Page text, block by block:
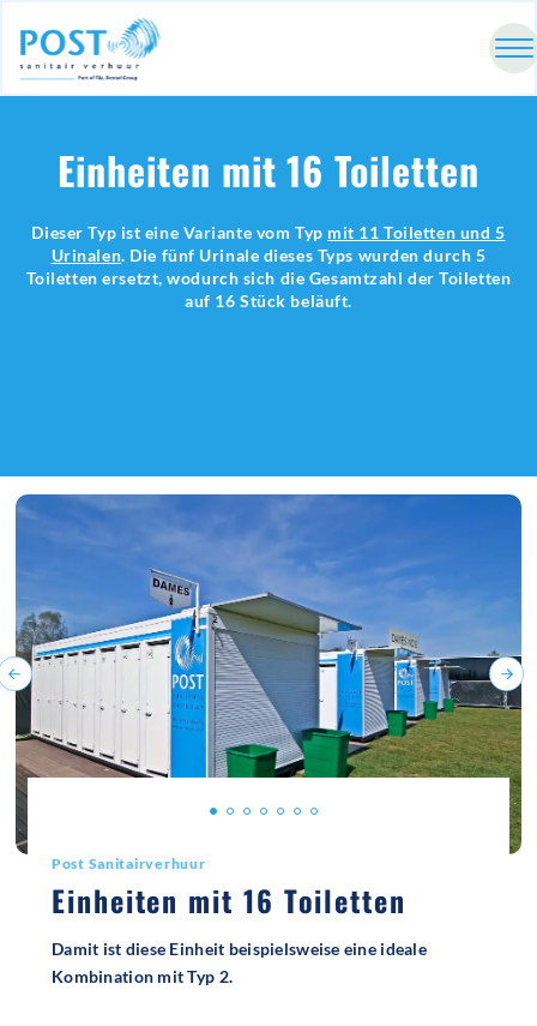
Einheiten mit 16 Toiletten
Dieser Typ ist eine Variante vom Typ mit 11 Toiletten und 5
Urinalen. Die fünf Urinale dieses Typs wurden durch 5
Toiletten ersetzt, wodurch sich die Gesamtzahl der Toiletten
auf 16 Stück beläuft.
Post Sanitairverhuur
Einheiten mit 16 Toiletten
Damit ist diese Einheit beispielsweise eine ideale
Kombination mit Typ 2.